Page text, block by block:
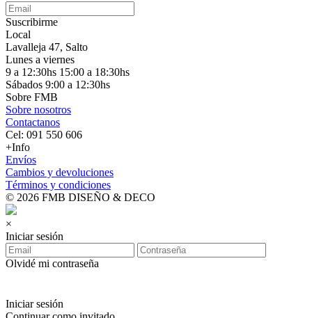
Suscribirme
Local
Lavalleja 47, Salto
Lunes a viernes
9 a 12:30hs 15:00 a 18:30hs
Sábados 9:00 a 12:30hs
Sobre FMB
Sobre nosotros
Contactanos
Cel: 091 550 606
+Info
Envíos
Cambios y devoluciones
Términos y condiciones
© 2026 FMB DISEÑO & DECO
×
Iniciar sesión
Olvidé mi contraseña
Iniciar sesión